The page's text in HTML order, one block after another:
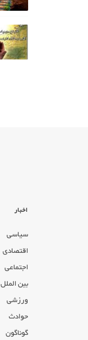
اخبار
سیاسی
اقتصادی
اجتماعی
بین الملل
ورزشی
حوادث
گوناگون